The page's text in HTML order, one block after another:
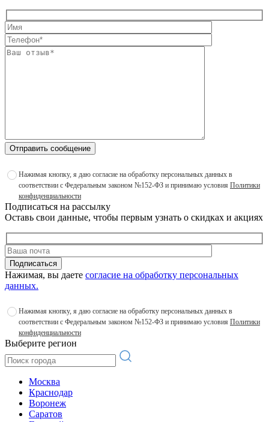
Отправить сообщение
Нажимая кнопку, я даю согласие на обработку персональных данных в
соответствии с Федеральным законом №152-ФЗ и принимаю условия Политики
конфиденциальности
Подписаться на рассылку
Оставь свои данные, чтобы первым узнать о скидках и акциях
Подписаться
Нажимая, вы даете согласие на обработку персональных
данных.
Нажимая кнопку, я даю согласие на обработку персональных данных в
соответствии с Федеральным законом №152-ФЗ и принимаю условия Политики
конфиденциальности
Выберите регион
Москва
Краснодар
Воронеж
Саратов